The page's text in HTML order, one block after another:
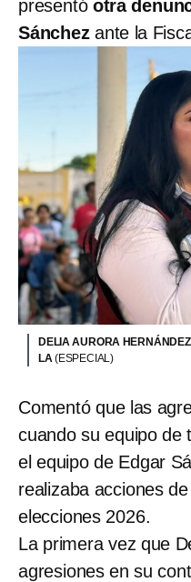
presentóotra
Sánchezante la
DELIA AURORA
LA(ESPECIAL)
Comentó que las
cuando su equipo de
el equipo de Edgar
realizaba acciones
elecciones 2026.
La primera vez que
agresiones en su